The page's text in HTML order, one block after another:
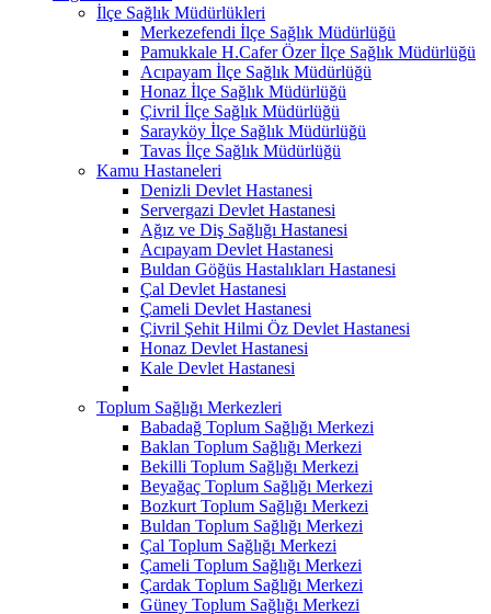
İlçe Sağlık Müdürlükleri
Merkezefendi İlçe Sağlık Müdürlüğü
Pamukkale H.Cafer Özer İlçe Sağlık Müdürlüğü
Acıpayam İlçe Sağlık Müdürlüğü
Honaz İlçe Sağlık Müdürlüğü
Çivril İlçe Sağlık Müdürlüğü
Sarayköy İlçe Sağlık Müdürlüğü
Tavas İlçe Sağlık Müdürlüğü
Kamu Hastaneleri
Denizli Devlet Hastanesi
Servergazi Devlet Hastanesi
Ağız ve Diş Sağlığı Hastanesi
Acıpayam Devlet Hastanesi
Buldan Göğüs Hastalıkları Hastanesi
Çal Devlet Hastanesi
Çameli Devlet Hastanesi
Çivril Şehit Hilmi Öz Devlet Hastanesi
Honaz Devlet Hastanesi
Kale Devlet Hastanesi
Toplum Sağlığı Merkezleri
Babadağ Toplum Sağlığı Merkezi
Baklan Toplum Sağlığı Merkezi
Bekilli Toplum Sağlığı Merkezi
Beyağaç Toplum Sağlığı Merkezi
Bozkurt Toplum Sağlığı Merkezi
Buldan Toplum Sağlığı Merkezi
Çal Toplum Sağlığı Merkezi
Çameli Toplum Sağlığı Merkezi
Çardak Toplum Sağlığı Merkezi
Güney Toplum Sağlığı Merkezi